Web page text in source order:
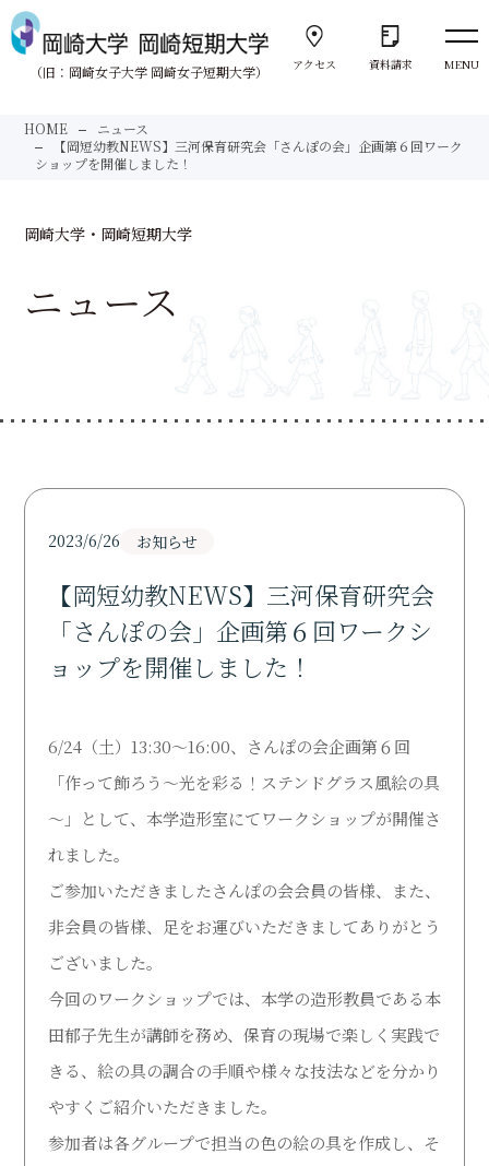
（旧：岡崎女子大学 岡崎女子短期大学） アクセス 資料請求 MENU
向きあう。
Face to Face
About us
岡崎大学
University
Support
Research
寄付・ご支援のお願い
Donation
図書館
Library
オープンキャンパス
Open Campus
Admission
受験生の方 在学生の方
卒業生の方
HOME
ニュース
【岡短幼教NEWS】三河保育研究会「さんぽの会」企画第６回ワーク
ショップを開催しました！
岡崎大学・岡崎短期大学
ニュース
2023/6/26 お知らせ
【岡短幼教NEWS】三河保育研究会
「さんぽの会」企画第６回ワークシ
ョップを開催しました！
6/24（土）13:30～16:00、さんぽの会企画第６回
「作って飾ろう～光を彩る！ステンドグラス風絵の具
～」として、本学造形室にてワークショップが開催さ
れました。
ご参加いただきましたさんぽの会会員の皆様、また、
非会員の皆様、足をお運びいただきましてありがとう
ございました。
今回のワークショップでは、本学の造形教員である本
田郁子先生が講師を務め、保育の現場で楽しく実践で
きる、絵の具の調合の手順や様々な技法などを分かり
やすくご紹介いただきました。
参加者は各グループで担当の色の絵の具を作成し、そ